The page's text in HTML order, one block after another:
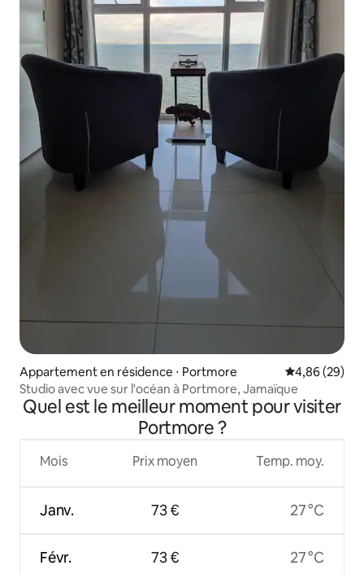
Appartement en résidence ⋅ Portmore Évaluation
4,86 (29)
Studio avec vue sur l'océan à Portmore, Jamaïque
Quel est le meilleur moment pour visiter
Portmore ?
Mois
Janv.
Févr.
Prix moyen
73 €
73 €
Temp. moy.
27 °C
27 °C